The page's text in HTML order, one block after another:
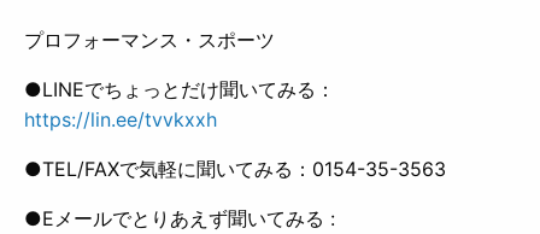
プロフォーマンス・スポーツ
●LINEでちょっとだけ聞いてみる：
https://lin.ee/tvvkxxh
●TEL/FAXで気軽に聞いてみる：0154-35-3563
●Eメールでとりあえず聞いてみる :